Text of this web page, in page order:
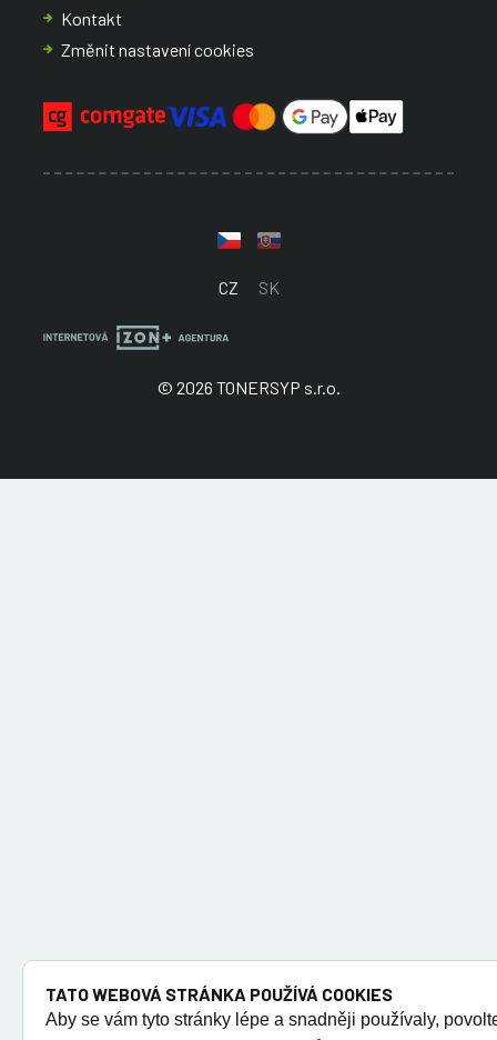
Kontakt
Změnit nastavení cookies
CZ SK
© 2026 TONERSYP s.r.o.
TATO WEBOVÁ STRÁNKA POUŽÍVÁ COOKIES
Aby se vám tyto stránky lépe a snadněji používaly,